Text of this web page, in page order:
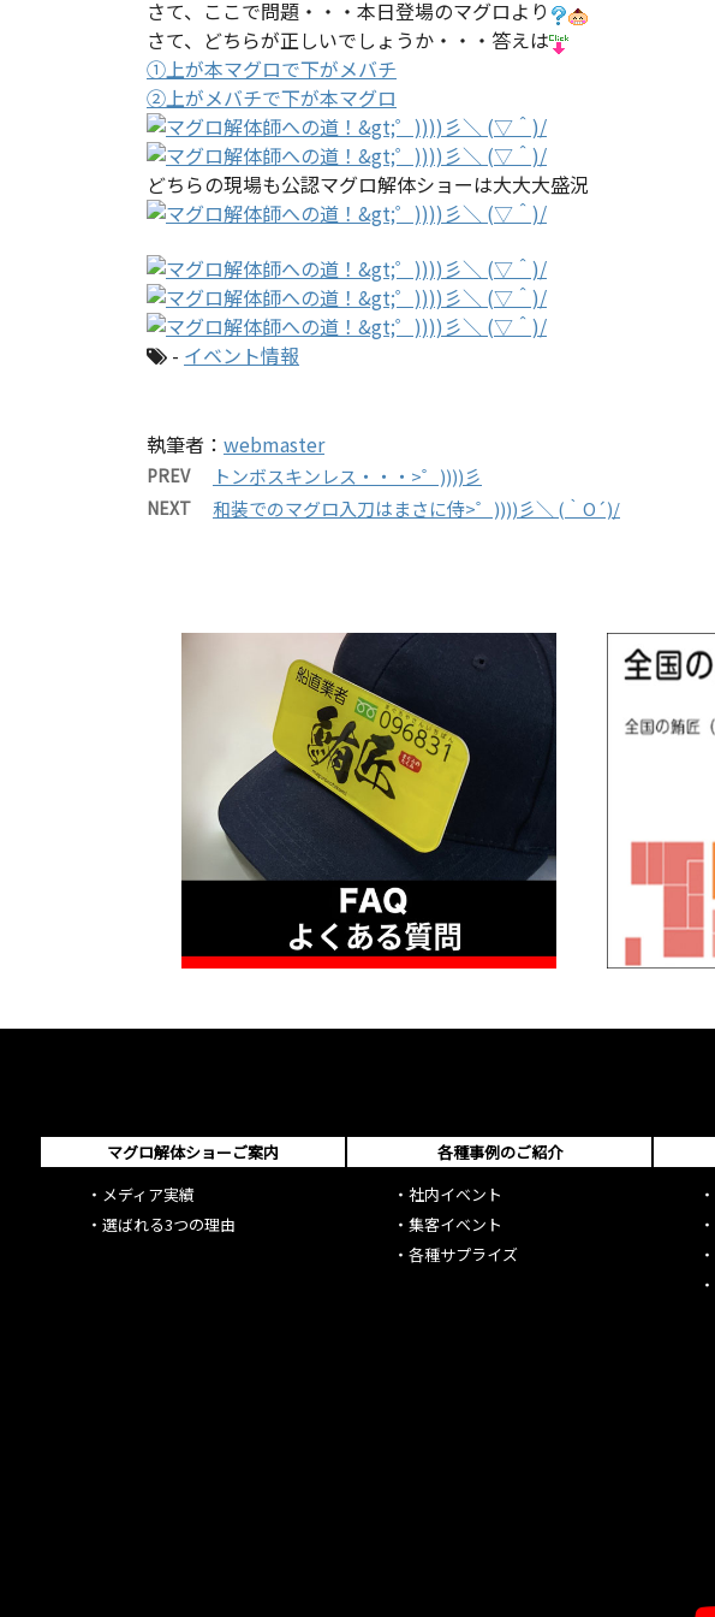
さて、ここで問題・・・本日登場のマグロより
さて、どちらが正しいでしょうか・・・答えは
①上が本マグロで下がメバチ
②上がメバチで下が本マグロ
どちらの現場も公認マグロ解体ショーは大大大盛況
- イベント情報
執筆者： webmaster
PREV トンボスキンレス・・・>゜))))彡
NEXT 和装でのマグロ入刀はまさに侍>゜))))彡＼ (｀O´)/
マグロ解体ショーご案内
・ メディア実績
・ 選ばれる3つの理由
各種事例のご紹介
・ 社内イベント
・ 集客イベント
・ 各種サプライズ
・
・
・
・